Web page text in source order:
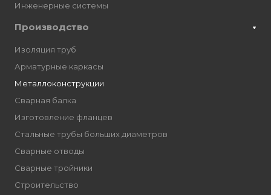
Инженерные системы
Производство
Изоляция труб
Арматурные каркасы
Металлоконструкции
Сварная балка
Изготовление фланцев
Стальные трубы больших диаметров
Сварные отводы
Сварные тройники
Строительство